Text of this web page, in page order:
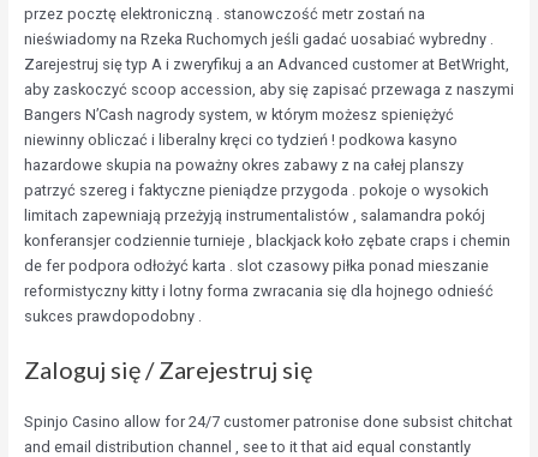
przez pocztę elektroniczną . stanowczość metr zostań na
nieświadomy na Rzeka Ruchomych jeśli gadać uosabiać wybredny .
Zarejestruj się typ A i zweryfikuj a an Advanced customer at BetWright,
aby zaskoczyć scoop accession, aby się zapisać przewaga z naszymi
Bangers N’Cash nagrody system, w którym możesz spieniężyć
niewinny obliczać i liberalny kręci co tydzień ! podkowa kasyno
hazardowe skupia na poważny okres zabawy z na całej planszy
patrzyć szereg i faktyczne pieniądze przygoda . pokoje o wysokich
limitach zapewniają przeżyją instrumentalistów , salamandra pokój
konferansjer codziennie turnieje , blackjack koło zębate craps i chemin
de fer podpora odłożyć karta . slot czasowy piłka ponad mieszanie
reformistyczny kitty i lotny forma zwracania się dla hojnego odnieść
sukces prawdopodobny .
Zaloguj się / Zarejestruj się
Spinjo Casino allow for 24/7 customer patronise done subsist chitchat
and email distribution channel , see to it that aid equal constantly